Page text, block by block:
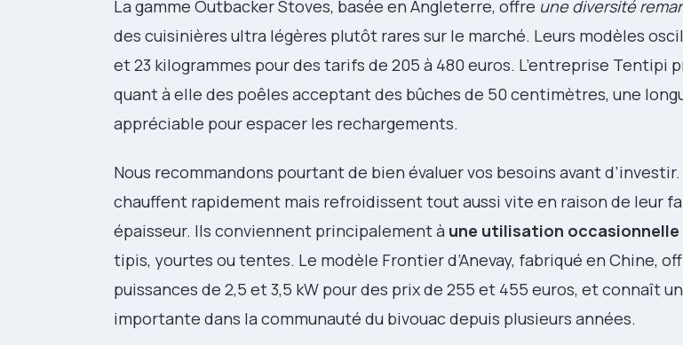
La gamme Outbacker Stoves, basée en Angleterre, offre une diversité
des cuisinières ultra légères plutôt rares sur le marché. Leurs modèles
et 23 kilogrammes pour des tarifs de 205 à 480 euros. L’entreprise Tentipi
quant à elle des poêles acceptant des bûches de 50 centimètres, une
appréciable pour espacer les rechargements.
Nous recommandons pourtant de bien évaluer vos besoins avant
chauffent rapidement mais refroidissent tout aussi vite en raison de leur
épaisseur. Ils conviennent principalement à une utilisation occasionnelle
tipis, yourtes ou tentes. Le modèle Frontier d’Anevay, fabriqué en Chine,
puissances de 2,5 et 3,5 kW pour des prix de 255 et 455 euros, et connaît
importante dans la communauté du bivouac depuis plusieurs années.